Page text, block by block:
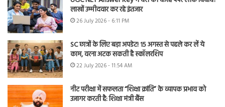
लाखों उम्मीदवार कर रहे इंतजार
26 July 2026 - 6:11 PM
SC छात्रों के लिए बड़ा अपडेट! 15 अगस्त से पहले कर लें ये
काम, वरना अटक सकती है स्कॉलरशिप
22 July 2026 - 11:54 AM
नीट परीक्षा में सफलता “शिक्षा क्रांति” के व्यापक प्रभाव को
उजागर करती है: शिक्षा मंत्री बैंस